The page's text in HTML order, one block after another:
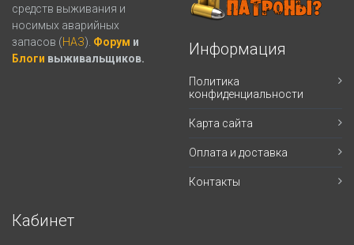
средств выживания и
носимых аварийных
запасов (НАЗ). Форум и
Блоги выживальщиков.
Информация
Политика
конфиденциальности
Карта сайта
Оплата и доставка
Контакты
Кабинет